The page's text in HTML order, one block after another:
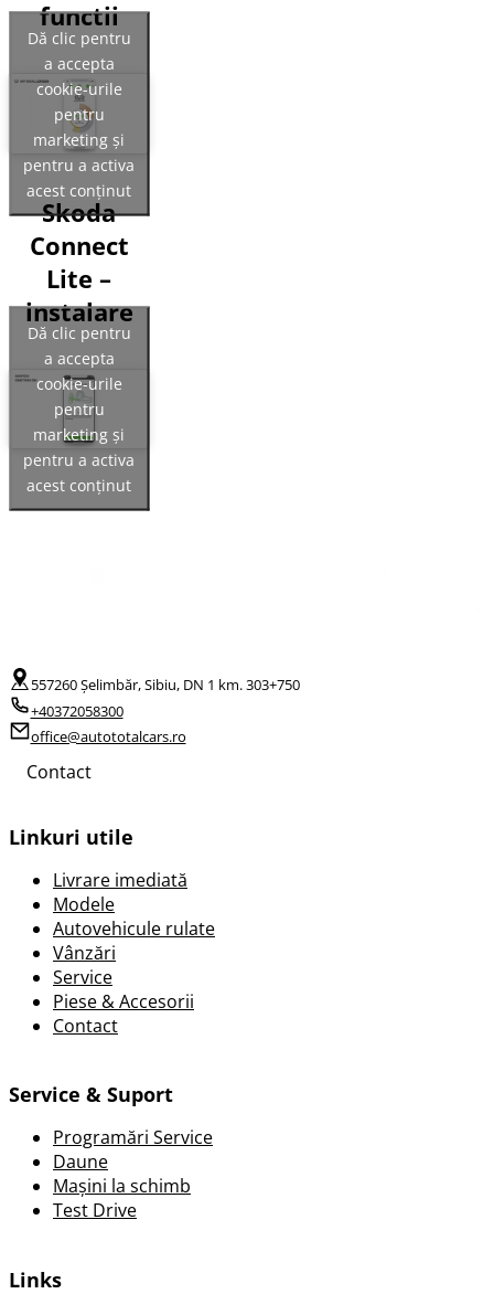
functii
Dă clic pentru
a accepta
cookie-urile
pentru
marketing și
pentru a activa
acest conținut
Skoda
Connect
Lite –
instalare
Dă clic pentru
a accepta
cookie-urile
pentru
marketing și
pentru a activa
acest conținut
557260 Șelimbăr, Sibiu, DN 1 km. 303+750
+40372058300
office@autototalcars.ro
Contact
Linkuri utile
Livrare imediată
Modele
Autovehicule rulate
Vânzări
Service
Piese & Accesorii
Contact
Service & Suport
Programări Service
Daune
Mașini la schimb
Test Drive
Links